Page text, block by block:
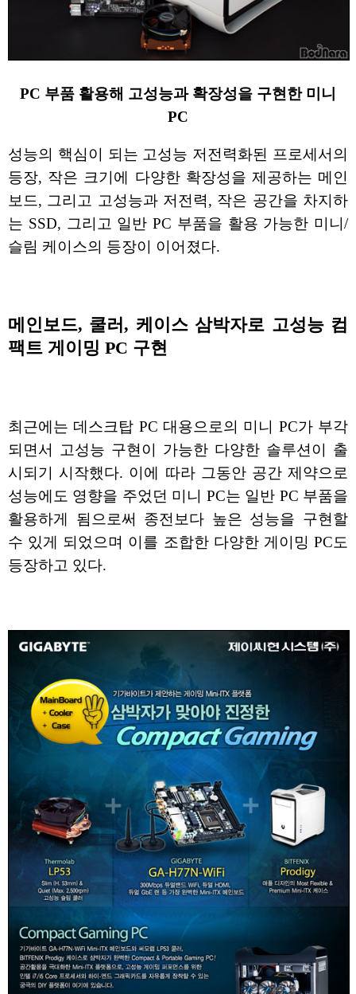
PC 부품 활용해 고성능과 확장성을 구현한 미니
PC
성능의 핵심이 되는 고성능 저전력화된 프로세서의
등장, 작은 크기에 다양한 확장성을 제공하는 메인
보드, 그리고 고성능과 저전력, 작은 공간을 차지하
는 SSD, 그리고 일반 PC 부품을 활용 가능한 미니/
슬림 케이스의 등장이 이어졌다.
메인보드, 쿨러, 케이스 삼박자로 고성능 컴
팩트 게이밍 PC 구현
최근에는 데스크탑 PC 대용으로의 미니 PC가 부각
되면서 고성능 구현이 가능한 다양한 솔루션이 출
시되기 시작했다. 이에 따라 그동안 공간 제약으로
성능에도 영향을 주었던 미니 PC는 일반 PC 부품을
활용하게 됨으로써 종전보다 높은 성능을 구현할
수 있게 되었으며 이를 조합한 다양한 게이밍 PC도
등장하고 있다.